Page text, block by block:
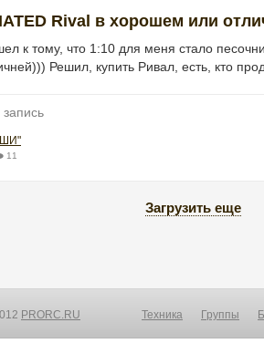
Rival в хорошем или
к тому, что 1:10 для меня стало
Решил, купить Ривал, есть, кто
11
Загрузить еще
PRORC.RU Техника Группы